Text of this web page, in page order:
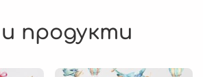
продукти